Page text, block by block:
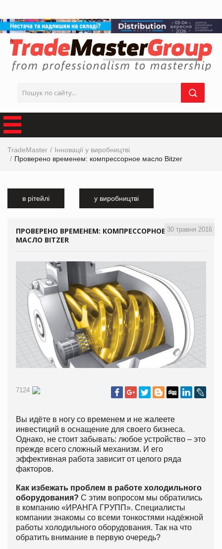
TradeMaster
Інновації у виробництві
Проверено временем: компрессорное масло Bitzer
в рітейлі у виробництві
30 травня 2016
ПРОВЕРЕНО ВРЕМЕНЕМ: КОМПРЕССОРНОЕ
МАСЛО BITZER
7124
Вы идёте в ногу со временем и не жалеете
инвестиций в оснащение для своего бизнеса.
Однако, не стоит забывать: любое устройство – это
прежде всего сложный механизм. И его
эффективная работа зависит от целого ряда
факторов.
Как избежать проблем в работе холодильного
оборудования? С этим вопросом мы обратились
в компанию «ИРАНГА ГРУПП». Специалисты
компании знакомы со всеми тонкостями надёжной
работы холодильного оборудования. Так на что
обратить внимание в первую очередь?